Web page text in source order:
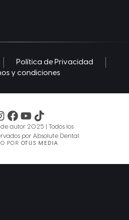
Política de Privacidad
y condiciones
autor 2025 | Todos los
por Absolute Dental.
POR OTUS MEDIA